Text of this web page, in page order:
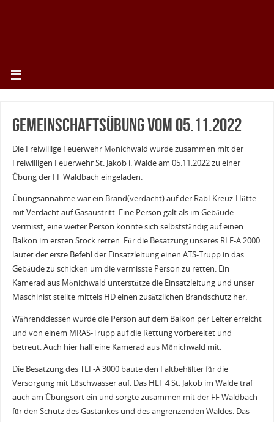
Gemeinschaftsübung vom 05.11.2022
Die Freiwillige Feuerwehr Mönichwald wurde zusammen mit der
Freiwilligen Feuerwehr St. Jakob i. Walde am 05.11.2022 zu einer
Übung der FF Waldbach eingeladen.
Übungsannahme war ein Brand(verdacht) auf der Rabl-Kreuz-Hütte
mit Verdacht auf Gasaustritt. Eine Person galt als im Gebäude
vermisst, eine weiter Person konnte sich selbstständig auf einen
Balkon im ersten Stock retten. Für die Besatzung unseres RLF-A 2000
lautet der erste Befehl der Einsatzleitung einen ATS-Trupp in das
Gebäude zu schicken um die vermisste Person zu retten. Ein
Kamerad aus Mönichwald unterstütze die Einsatzleitung und unser
Maschinist stellte mittels HD einen zusätzlichen Brandschutz her.
Währenddessen wurde die Person auf dem Balkon per Leiter erreicht
und von einem MRAS-Trupp auf die Rettung vorbereitet und
betreut. Auch hier half eine Kamerad aus Mönichwald mit.
Die Besatzung des TLF-A 3000 baute den Faltbehälter für die
Versorgung mit Löschwasser auf. Das HLF 4 St. Jakob im Walde traf
auch am Übungsort ein und sorgte zusammen mit der FF Waldbach
für den Schutz des Gastankes und des angrenzenden Waldes. Das